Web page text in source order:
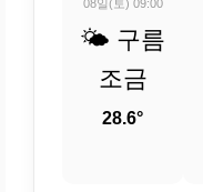
08일(토) 09:00
🌤️ 구름
조금
28.6°